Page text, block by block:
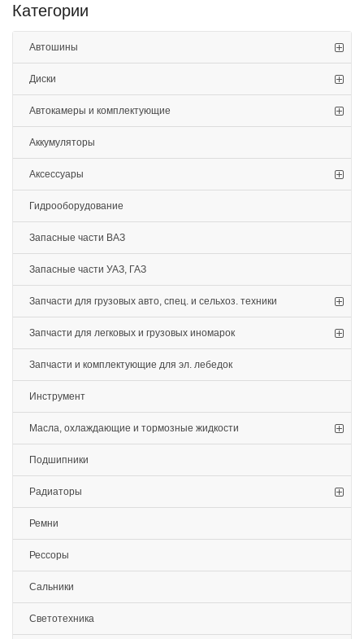
Категории
Автошины
Диски
Автокамеры и комплектующие
Аккумуляторы
Аксессуары
Гидрооборудование
Запасные части ВАЗ
Запасные части УАЗ, ГАЗ
Запчасти для грузовых авто, спец. и сельхоз. техники
Запчасти для легковых и грузовых иномарок
Запчасти и комплектующие для эл. лебедок
Инструмент
Масла, охлаждающие и тормозные жидкости
Подшипники
Радиаторы
Ремни
Рессоры
Сальники
Светотехника